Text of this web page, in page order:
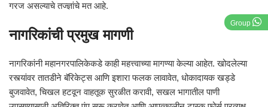
Group
गरज असल्याचे तज्ज्ञांचे मत आहे.
नागरिकांची प्रमुख मागणी
नागरिकांनी महानगरपालिकेकडे काही महत्त्वाच्या मागण्या केल्या आहेत. खोदलेल्या
रस्त्यांवर तातडीने बॅरिकेट्स आणि इशारा फलक लावावेत, धोकादायक खड्डे
बुजवावेत, चिखल हटवून वाहतूक सुरळीत करावी, सखल भागातील पाणी